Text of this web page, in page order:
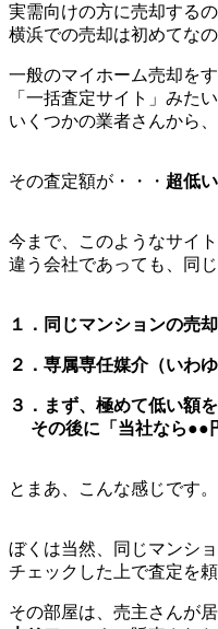
実需向けの方に売却するの
横浜での売却は初めてな
一般のマイホーム売却を
「一括査定サイト」みた
いくつかの業者さんから
その査定額が・・・ 超低い
今まで、このようなサイ
違う会社であっても、同
１．同じマンションの売
２．専属専任媒介（いわ
３．まず、極めて低い額を
その後に「当社なら●●
とまあ、こんな感じです。
ぼくは当然、同じマンシ
チェックした上で査定を頼
その部屋は、売主さんが居